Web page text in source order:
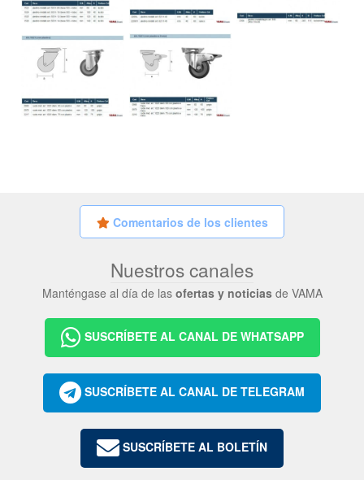
Comentarios de los clientes
Nuestros canales
Manténgase al día de las ofertas y noticiasde VAMA
SUSCRÍBETE AL CANAL DE WHATSAPP
SUSCRÍBETE AL CANAL DE TELEGRAM
SUSCRÍBETE AL BOLETÍN